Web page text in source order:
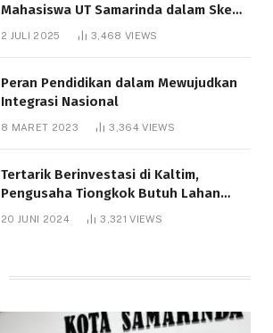
Mahasiswa UT Samarinda dalam Skema
Bantuan Pendidikan Gratispol
2 JULI 2025 3,468 VIEWS
Peran Pendidikan dalam Mewujudkan
Integrasi Nasional
8 MARET 2023 3,364VIEWS
Tertarik Berinvestasi di Kaltim,
Pengusaha Tiongkok Butuh Lahan
1.000 Hektare
20 JUNI 2024 3,321VIEWS